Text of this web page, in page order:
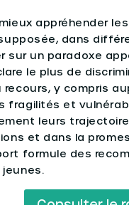
appréhender
dans
sur un paradoxe
le plus de
y compris
fragilités et
leurs
et dans la
formule des